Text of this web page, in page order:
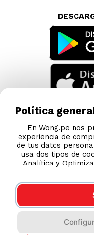
Esta tienda usa
Política
En Wong.pe nos
experiencia de
de tus datos
usa dos tipos de
Analítica y